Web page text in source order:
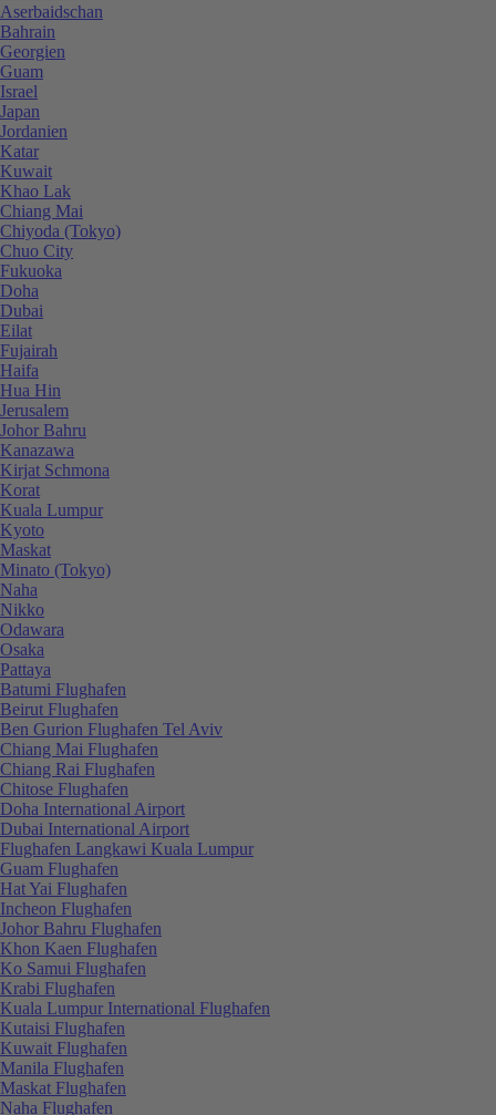
Aserbaidschan
Bahrain
Georgien
Guam
Israel
Japan
Jordanien
Katar
Kuwait
Khao Lak
Chiang Mai
Chiyoda (Tokyo)
Chuo City
Fukuoka
Doha
Dubai
Eilat
Fujairah
Haifa
Hua Hin
Jerusalem
Johor Bahru
Kanazawa
Kirjat Schmona
Korat
Kuala Lumpur
Kyoto
Maskat
Minato (Tokyo)
Naha
Nikko
Odawara
Osaka
Pattaya
Batumi Flughafen
Beirut Flughafen
Ben Gurion Flughafen Tel Aviv
Chiang Mai Flughafen
Chiang Rai Flughafen
Chitose Flughafen
Doha International Airport
Dubai International Airport
Flughafen Langkawi Kuala Lumpur
Guam Flughafen
Hat Yai Flughafen
Incheon Flughafen
Johor Bahru Flughafen
Khon Kaen Flughafen
Ko Samui Flughafen
Krabi Flughafen
Kuala Lumpur International Flughafen
Kutaisi Flughafen
Kuwait Flughafen
Manila Flughafen
Maskat Flughafen
Naha Flughafen